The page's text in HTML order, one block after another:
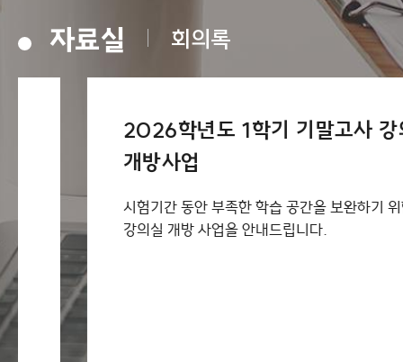
자료실
2026학년도 1학기 기말고사 강의실
개방사업
시험기간 동안 부족한 학습 공간을 보완하기 위한 기말고
강의실 개방 사업을 안내드립니다.
회의록